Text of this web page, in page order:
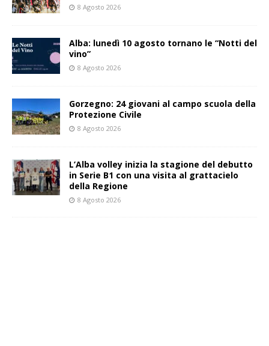
8 Agosto 2026
Alba: lunedì 10 agosto tornano le “Notti del
vino”
8 Agosto 2026
Gorzegno: 24 giovani al campo scuola della
Protezione Civile
8 Agosto 2026
L’Alba volley inizia la stagione del debutto
in Serie B1 con una visita al grattacielo
della Regione
8 Agosto 2026